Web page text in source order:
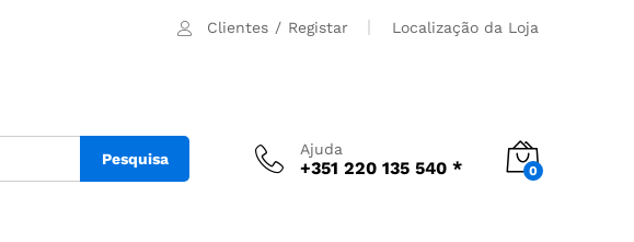
Clientes / Registar Localização da Loja
Pesquisa
Ajuda
+351 220 135 540 * 0
30.90 € Adicionar